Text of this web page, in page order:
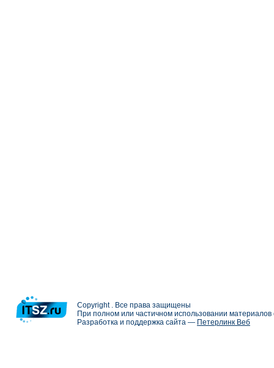
Copyright . Все права защищены
При полном или частичном использовании
Разработка и поддержка сайта — Петерлинк Веб